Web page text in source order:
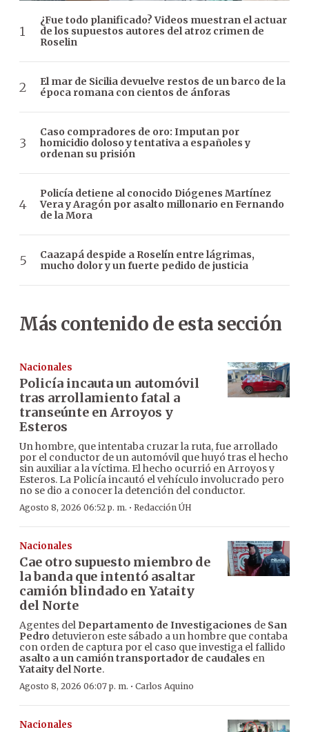
¿Fue todo planificado? Videos muestran el actuar
de los supuestos autores del atroz crimen de
Roselin
El mar de Sicilia devuelve restos de un barco de la
época romana con cientos de ánforas
Caso compradores de oro: Imputan por
homicidio doloso y tentativa a españoles y
ordenan su prisión
Policía detiene al conocido Diógenes Martínez
Vera y Aragón por asalto millonario en Fernando
de la Mora
Caazapá despide a Roselín entre lágrimas,
mucho dolor y un fuerte pedido de justicia
Más contenido de esta sección
Nacionales
Policía incauta un automóvil
tras arrollamiento fatal a
transeúnte en Arroyos y
Esteros
Un hombre, que intentaba cruzar la ruta, fue arrollado
por el conductor de un automóvil que huyó tras el hecho
sin auxiliar a la víctima. El hecho ocurrió en Arroyos y
Esteros. La Policía incautó el vehículo involucrado pero
no se dio a conocer la detención del conductor.
Agosto 8, 2026 06:52 p. m. · Redacción ÚH
Nacionales
Cae otro supuesto miembro de
la banda que intentó asaltar
camión blindado en Yataity
del Norte
Agentes del Departamento de Investigaciones de San
Pedro detuvieron este sábado a un hombre que contaba
con orden de captura por el caso que investiga el fallido
asalto a un camión transportador de caudales en
Yataity del Norte.
Agosto 8, 2026 06:07 p. m. · Carlos Aquino
Nacionales